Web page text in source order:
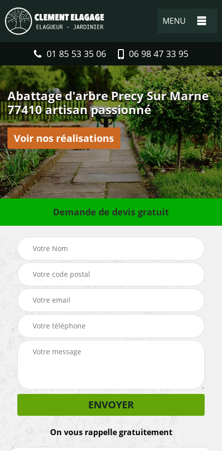
MENU
01 85 53 35 06 06 98 47 33 95
Abattage d'arbre Precy Sur Marne
77410 artisan passionné
Voir nos réalisations
Demande de devis gratuit
On vous rappelle gratuitement